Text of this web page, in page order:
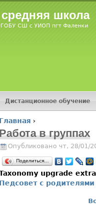
школа
СШ с УИОП пгт Фаленки
Вы здесь
Главная ›
в группах
Опубликовано чт, 28/01/
Поделиться…
upgrade
Педсовет с родителями
Дистанционное обучение